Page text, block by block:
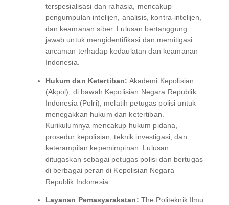
terspesialisasi dan rahasia, mencakup
pengumpulan intelijen, analisis, kontra-intelijen,
dan keamanan siber. Lulusan bertanggung
jawab untuk mengidentifikasi dan memitigasi
ancaman terhadap kedaulatan dan keamanan
Indonesia.
Hukum dan Ketertiban: Akademi Kepolisian
(Akpol), di bawah Kepolisian Negara Republik
Indonesia (Polri), melatih petugas polisi untuk
menegakkan hukum dan ketertiban.
Kurikulumnya mencakup hukum pidana,
prosedur kepolisian, teknik investigasi, dan
keterampilan kepemimpinan. Lulusan
ditugaskan sebagai petugas polisi dan bertugas
di berbagai peran di Kepolisian Negara
Republik Indonesia.
Layanan Pemasyarakatan: The Politeknik Ilmu